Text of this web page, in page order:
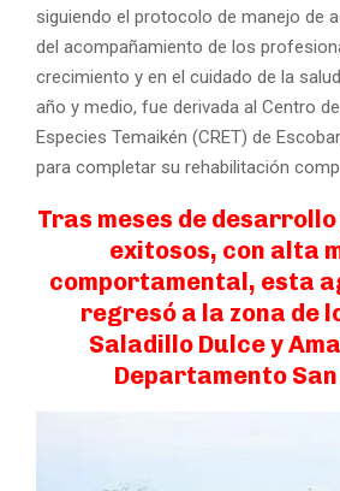
siguiendo el protocolo de manejo de
del acompañamiento de los
crecimiento y en el cuidado de la
año y medio, fue derivada al Centro
Especies Temaikén (CRET) de
para completar su rehabilitación
Tras meses de
exitosos, con alta
comportamental, esta
regresó a la zona de
Saladillo Dulce y
Departamento